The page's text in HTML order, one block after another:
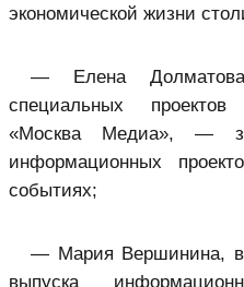
экономической жизни
— Елена
специальных
«Москва Медиа», —
информационных
событиях;
— Мария Вершинина,
выпуска